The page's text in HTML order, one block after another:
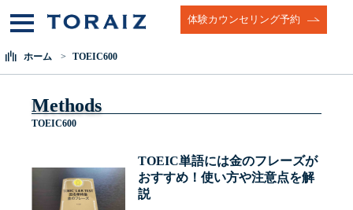
体験カウンセリング予約
ホーム TOEIC600
Methods
TOEIC600
TOEIC単語には金のフレーズが
おすすめ！使い方や注意点を解
説